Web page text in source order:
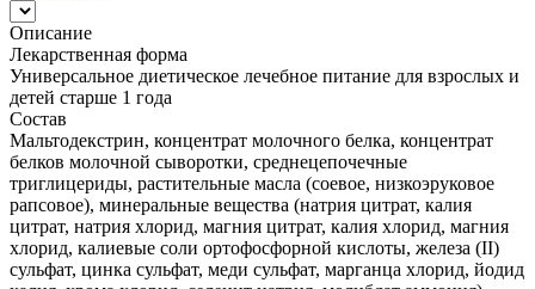
Описание
Лекарственная форма
Универсальное диетическое лечебное питание для взрослых и
детей старше 1 года
Состав
Мальтодекстрин, концентрат молочного белка, концентрат
белков молочной сыворотки, среднецепочечные
триглицериды, растительные масла (соевое, низкоэруковое
рапсовое), минеральные вещества (натрия цитрат, калия
цитрат, натрия хлорид, магния цитрат, калия хлорид, магния
хлорид, калиевые соли ортофосфорной кислоты, железа (II)
сульфат, цинка сульфат, меди сульфат, марганца хлорид, йодид